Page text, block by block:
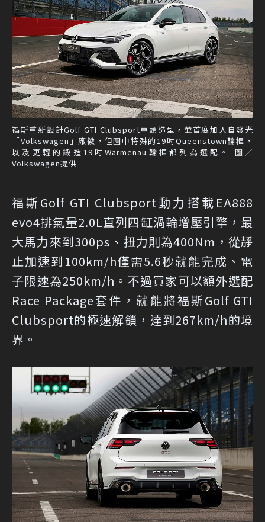
福斯重新設計Golf GTI Clubsport車頭造型，並首度加入自發光
「Volkswagen」廠徽，但圖中特殊的19吋Queenstown輪框，
以及更輕的鍛造19吋Warmenau輪框都列為選配。 圖／
Volkswagen提供
福斯Golf GTI Clubsport動力搭載EA888
evo4排氣量2.0L直列四缸渦輪增壓引擎，最
大馬力來到300ps、扭力則為400Nm，從靜
止加速到100km/h僅需5.6秒就能完成、電
子限速為250km/h。不過買家可以額外選配
Race Package套件，就能將福斯Golf GTI
Clubsport的極速解鎖，達到267km/h的境
界。